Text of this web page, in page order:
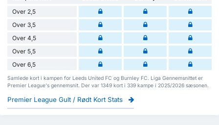
Over 2,5
Over 3,5
Over 4,5
Over 5,5
Over 6,5
Samlede kort i kampen for Leeds United FC og Burnley FC. Liga Gennemsnittet er
Premier League's gennemsnit. Der var 1349 kort i 339 kampe i 2025/2026 sæsonen.
Premier League Gult / Rødt Kort Stats